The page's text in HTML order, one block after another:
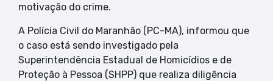
motivação do crime.
A Polícia Civil do Maranhão (PC-MA), informou que
o caso está sendo investigado pela
Superintendência Estadual de Homicídios e de
Proteção à Pessoa (SHPP) que realiza diligência